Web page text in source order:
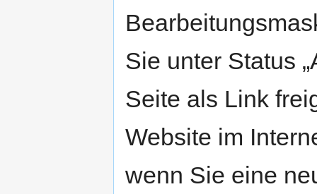
Sie unter Status
Seite als Link
Website im
wenn Sie eine